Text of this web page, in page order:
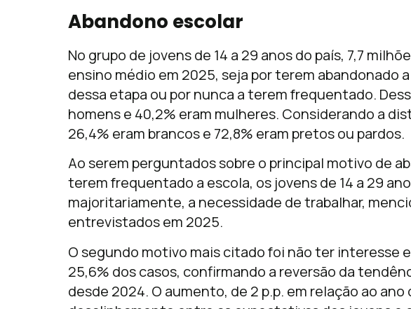
Abandono escolar
No grupo de jovens de 14 a 29 anos do país, 7,7
ensino médio em 2025, seja por terem abandonado
dessa etapa ou por nunca a terem frequentado.
homens e 40,2% eram mulheres. Considerando a
26,4% eram brancos e 72,8% eram pretos ou pardos.
Ao serem perguntados sobre o principal motivo de
terem frequentado a escola, os jovens de 14 a 29
majoritariamente, a necessidade de trabalhar,
entrevistados em 2025.
O segundo motivo mais citado foi não ter interesse
25,6% dos casos, confirmando a reversão da
desde 2024. O aumento, de 2 p.p. em relação ao